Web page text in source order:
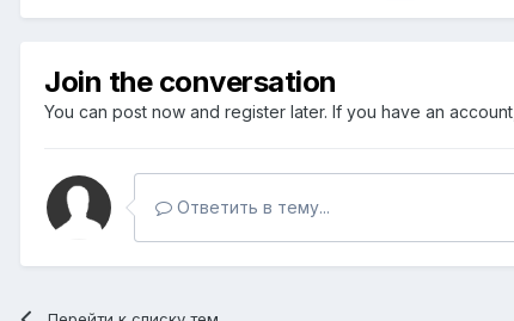
Join the conversation
You can post now and register later. If you have an account,
Ответить в тему...